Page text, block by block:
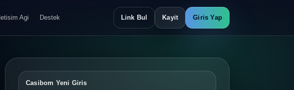
Iletisim Agi Destek Link Bul Kayit Giris Yap
Casibom Yeni Giris